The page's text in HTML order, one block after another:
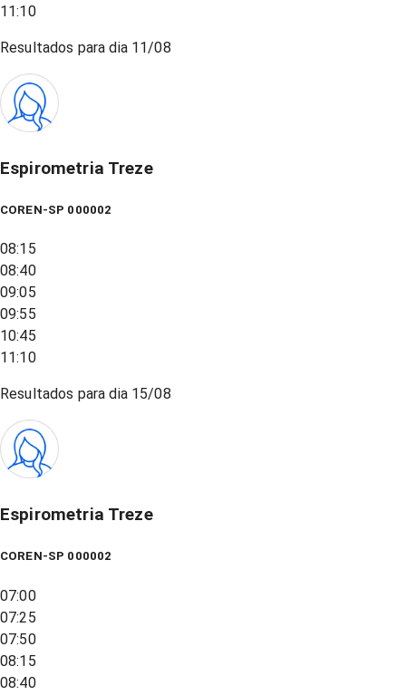
11:10
Resultados para dia 11/08
Espirometria Treze
COREN-SP 000002
08:15
08:40
09:05
09:55
10:45
11:10
Resultados para dia 15/08
Espirometria Treze
COREN-SP 000002
07:00
07:25
07:50
08:15
08:40